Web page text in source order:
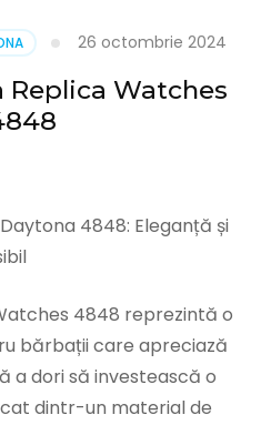
26 octombrie 2024
Replica Watches
4848: Eleganță și
4848 reprezintă o
bărbații care apreciază
a dori să investească o
dintr-un material de